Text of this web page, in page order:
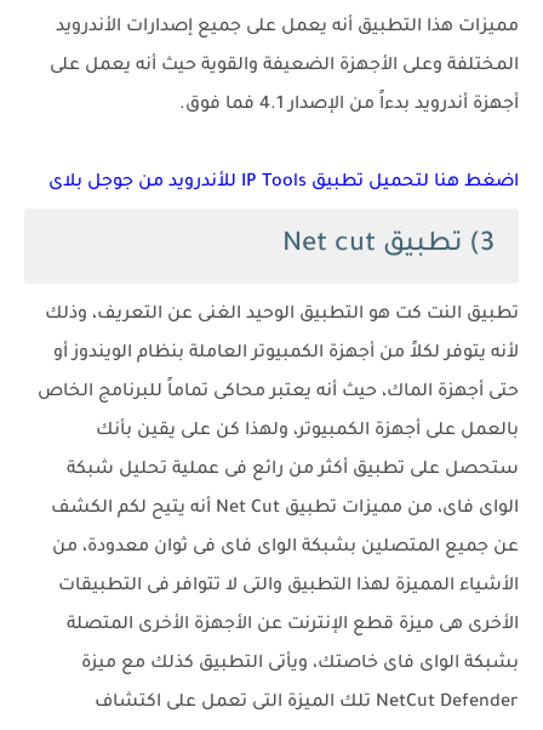
مميزات هذا التطبيق أنه يعمل على جميع إصدارات الأندرويد
المختلفة وعلى الأجهزة الضعيفة والقوية حيث أنه يعمل على
أجهزة أندرويد بدءاً من الإصدار 4.1 فما فوق.
اضغط هنا لتحميل تطبيق IP Tools للأندرويد من جوجل بلاى
3) تطبيق Net cut
تطبيق النت كت هو التطبيق الوحيد الغنى عن التعريف، وذلك
لأنه يتوفر لكلاً من أجهزة الكمبيوتر العاملة بنظام الويندوز أو
حتى أجهزة الماك، حيث أنه يعتبر محاكى تماماً للبرنامج الخاص
بالعمل على أجهزة الكمبيوتر، ولهذا كن على يقين بأنك
ستحصل على تطبيق أكثر من رائع فى عملية تحليل شبكة
الواى فاى، من مميزات تطبيق Net Cut أنه يتيح لكم الكشف
عن جميع المتصلين بشبكة الواى فاى فى ثوان معدودة، من
الأشياء المميزة لهذا التطبيق والتى لا تتوافر فى التطبيقات
الأخرى هى ميزة قطع الإنترنت عن الأجهزة الأخرى المتصلة
بشبكة الواى فاى خاصتك، ويأتى التطبيق كذلك مع ميزة
NetCut Defender تلك الميزة التى تعمل على اكتشاف